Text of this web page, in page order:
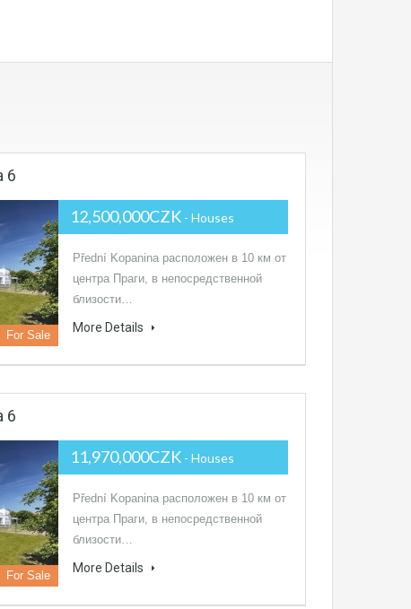
6
For Sale
12,500,000CZK - Houses
Přední Kopanina расположен в 10 км от
центра Праги, в непосредственной
близости…
More Details
6
For Sale
11,970,000CZK - Houses
Přední Kopanina расположен в 10 км от
центра Праги, в непосредственной
близости…
More Details